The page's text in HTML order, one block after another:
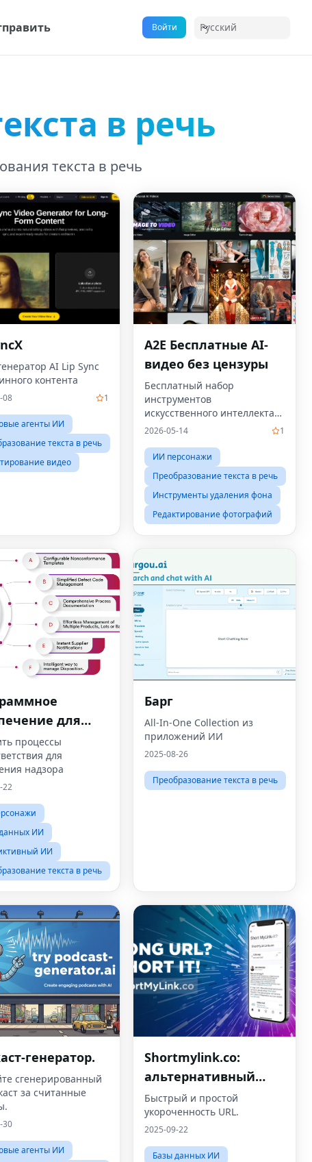
Войти Русский
в речь
текста в речь
AI Lip Sync
контента
08 1
агенты ИИ
текста в речь
видео
A2E Бесплатные AI-
видео без цензуры
Бесплатный набор
инструментов
искусственного интеллекта
без цензуры для авторов,
преобразование
изображения в видео,
синхронизацию губ,
генератор видео с
искусственным интеллектом,
2026-05-14 1
ИИ персонажи
Преобразование текста в речь
Инструменты удаления фона
Редактирование фотографий
для
процессы
для
надзора
22
ИИ
ИИ
текста в речь
Барг
All-In-One Collection из
приложений ИИ
2025-08-26
Преобразование текста в речь
генератор.
сгенерированный
за считанные
30
агенты ИИ
Shortmylink.co:
альтернативный
бесплатный
укороченность URL
-адреса
Быстрый и простой
укороченность URL.
2025-09-22
Базы данных ИИ